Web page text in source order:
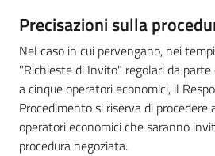
Precisazioni sulla
Nel caso in cui pervengano, nei
"Richieste di Invito" regolari da
a cinque operatori economici, il
Procedimento si riserva di procedere
operatori economici che saranno
procedura negoziata.